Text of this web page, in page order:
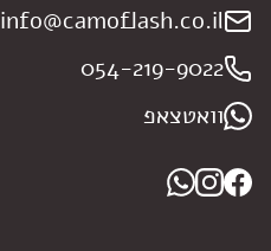
info@camoflash.co.il
054-219-9022
וואטצאפ